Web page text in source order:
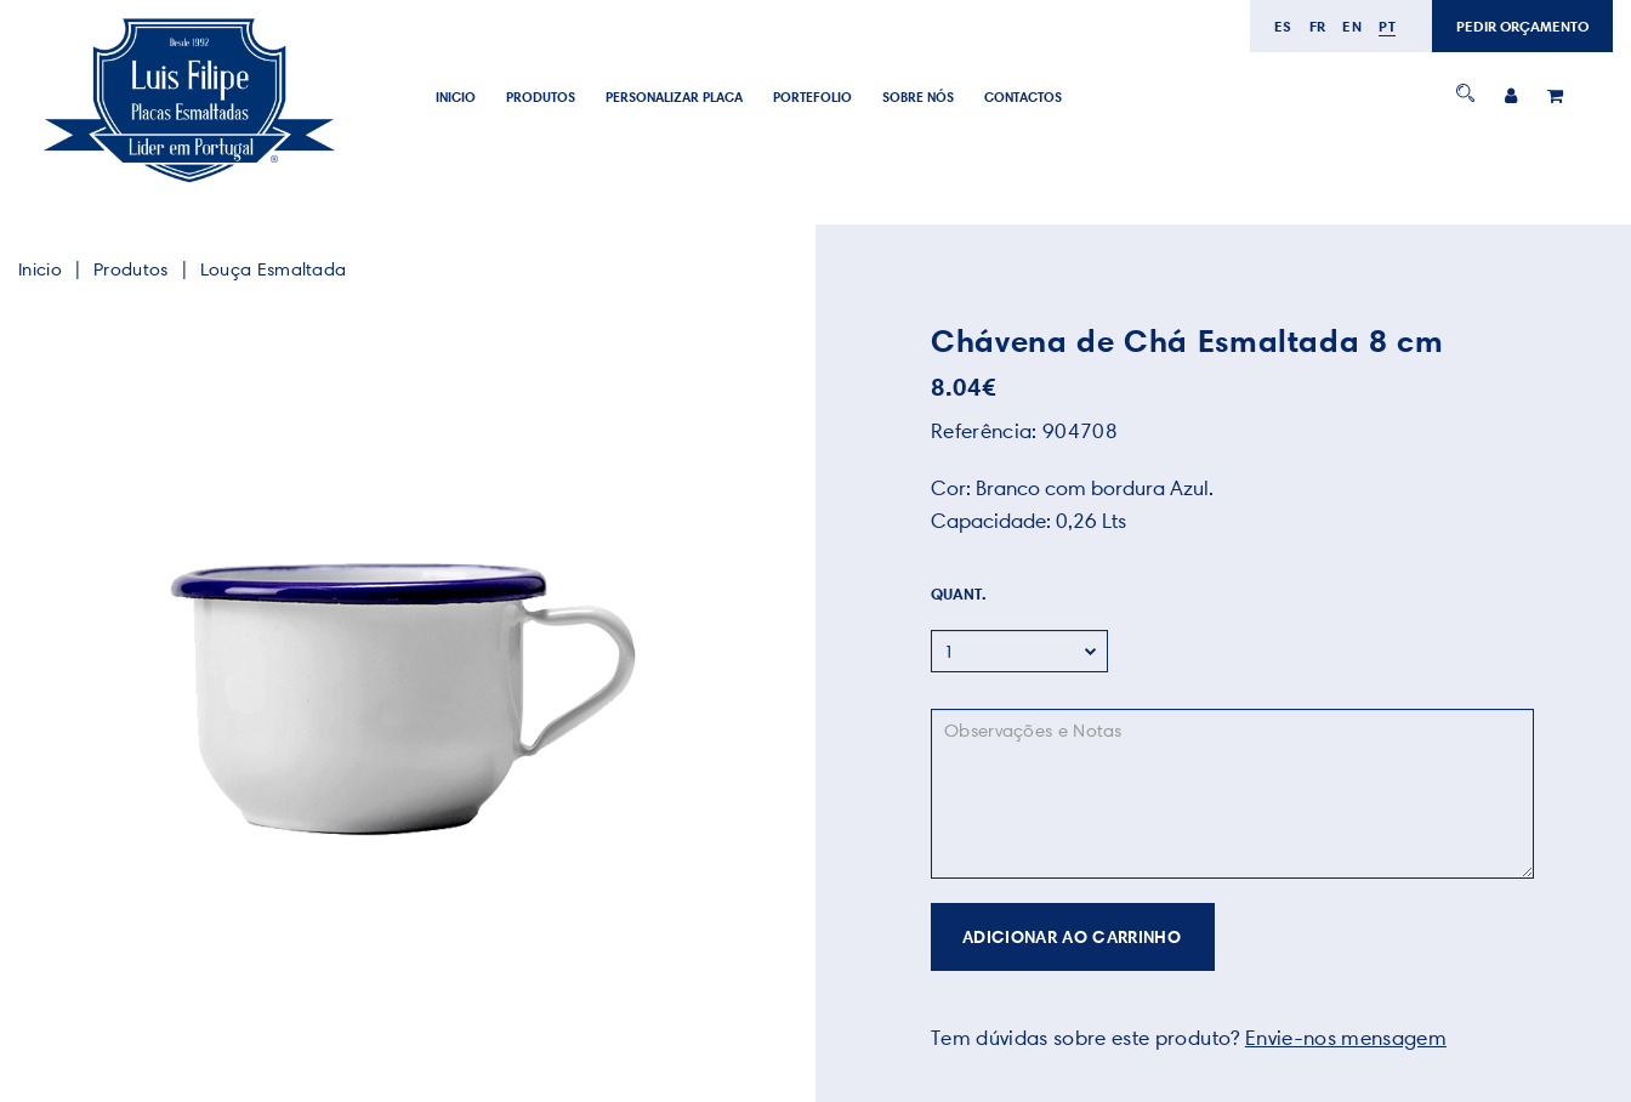
INICIO PRODUTOS PERSONALIZAR PLACA PORTEFOLIO SOBRE NÓS CONTACTOS
ES FR EN PT PEDIR ORÇAMENTO
Inicio Produtos Louça Esmaltada
Chávena de Chá Esmaltada 8 cm
8.04€
Referência: 904708
Cor: Branco com bordura Azul.
Capacidade: 0,26 Lts
QUANT.
ADICIONAR AO CARRINHO
Tem dúvidas sobre este produto? Envie-nos mensagem